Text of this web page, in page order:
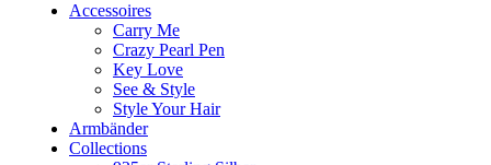
Accessoires
Carry Me
Crazy Pearl Pen
Key Love
See & Style
Style Your Hair
Armbänder
Collections